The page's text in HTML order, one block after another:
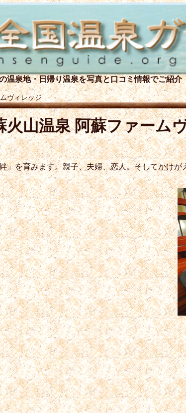
温泉地・日帰り温泉を写真と口コミ情報でご紹介
ヴィレッジ
火山温泉 阿蘇ファーム
」を育みます。親子、夫婦、恋人。そしてかけ